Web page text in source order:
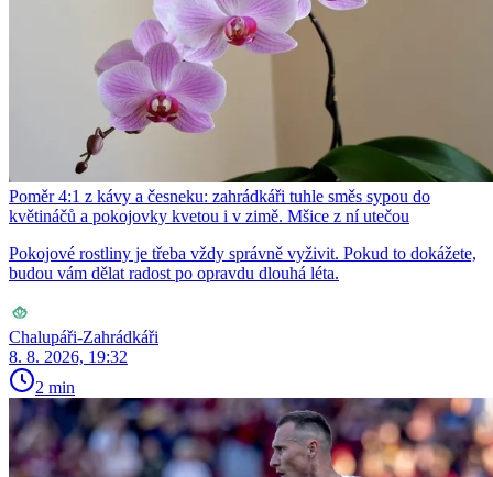
Poměr 4:1 z kávy a česneku: zahrádkáři tuhle směs sypou do
květináčů a pokojovky kvetou i v zimě. Mšice z ní utečou
Pokojové rostliny je třeba vždy správně vyživit. Pokud to dokážete,
budou vám dělat radost po opravdu dlouhá léta.
Chalupáři-Zahrádkáři
8. 8. 2026, 19:32
2 min